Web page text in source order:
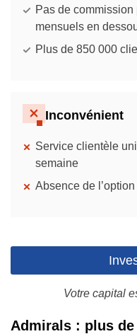
Pas de commission
mensuels en
Plus de 850 000
Inconvénient
Service clientèle
semaine
Absence de
Votre capital
Admirals : plus